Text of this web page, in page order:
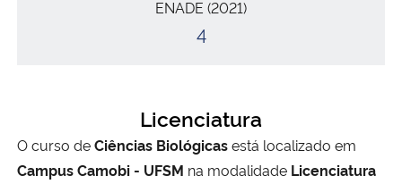
ENADE (2021)
4
Licenciatura
O curso deCiências Biológicasestá localizado em
Campus Camobi - UFSM na modalidade Licenciatura